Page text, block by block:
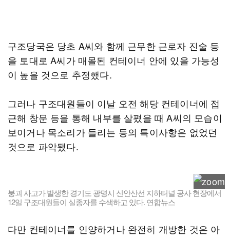
구조당국은 당초 A씨와 함께 근무한 근로자 진술 등
을 토대로 A씨가 매몰된 컨테이너 안에 있을 가능성
이 높을 것으로 추정했다.
그러나 구조대원들이 이날 오전 해당 컨테이너에 접
근해 창문 등을 통해 내부를 살폈을 때 A씨의 모습이
보이거나 목소리가 들리는 등의 특이사항은 없었던
것으로 파악됐다.
붕괴 사고가 발생한 경기도 광명시 신안산선 지하터널 공사 현장에서
12일 구조대원들이 실종자를 수색하고 있다. 연합뉴스
다만 컨테이너를 인양하거나 완전히 개방한 것은 아